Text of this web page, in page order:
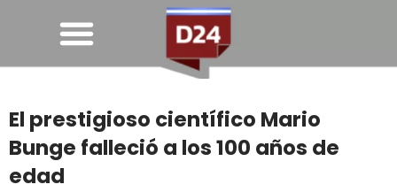
El prestigioso científico Mario
Bunge falleció a los 100 años de
edad